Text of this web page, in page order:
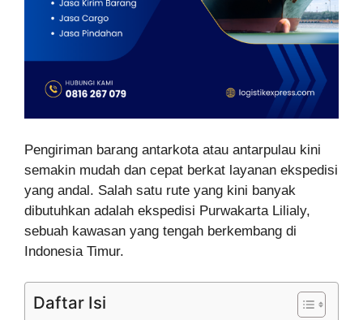
Pengiriman barang antarkota atau antarpulau kini
semakin mudah dan cepat berkat layanan ekspedisi
yang andal. Salah satu rute yang kini banyak
dibutuhkan adalah ekspedisi Purwakarta Lilialy,
sebuah kawasan yang tengah berkembang di
Indonesia Timur.
Daftar Isi